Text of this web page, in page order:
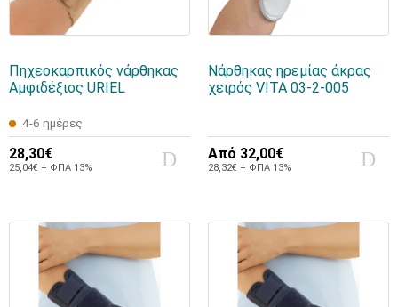
Πηχεοκαρπικός νάρθηκας
Αμφιδέξιος URIEL
4-6 ημέρες
28,30€
25,04€ + ΦΠΑ 13%
Νάρθηκας ηρεμίας άκρας
χειρός VITA 03-2-005
Από 32,00€
28,32€ + ΦΠΑ 13%